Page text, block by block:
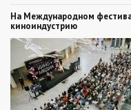
На Международном
киноиндустрию